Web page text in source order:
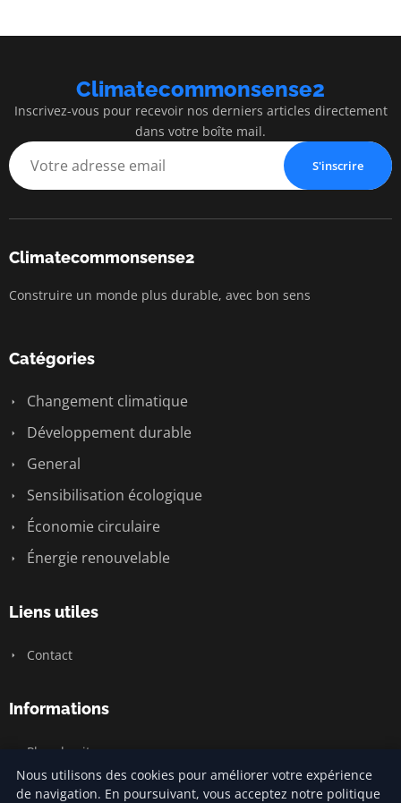
Climatecommonsense2
Inscrivez-vous pour recevoir nos derniers articles directement
dans votre boîte mail.
S'inscrire
Climatecommonsense2
Construire un monde plus durable, avec bon sens
Catégories
Changement climatique
Développement durable
General
Sensibilisation écologique
Économie circulaire
Énergie renouvelable
Liens utiles
Contact
Informations
Plan du site
Nous utilisons des cookies pour améliorer votre expérience
de navigation. En poursuivant, vous acceptez notre politique